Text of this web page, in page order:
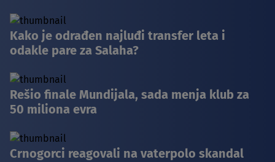
Kako je odrađen najluđi transfer leta i
odakle pare za Salaha?
Rešio finale Mundijala, sada menja klub za
50 miliona evra
Crnogorci reagovali na vaterpolo skandal